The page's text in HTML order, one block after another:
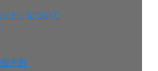
ント』について
方針